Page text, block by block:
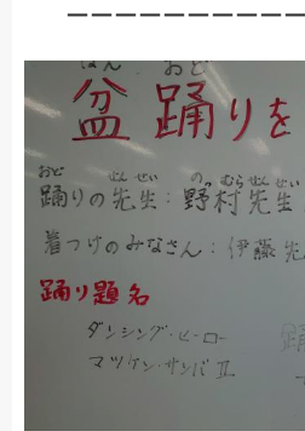
ーーーーーーーーー